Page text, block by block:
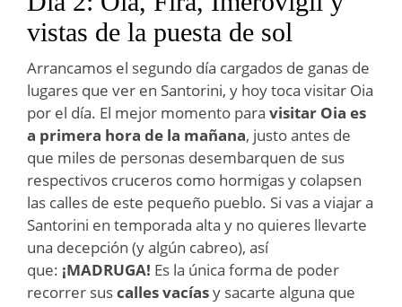
vistas de la puesta de sol
Arrancamos el segundo día cargados de ganas de
lugares que ver en Santorini, y hoy toca visitar Oia
por el día. El mejor momento para visitar Oia es
a primera hora de la mañana, justo antes de
que miles de personas desembarquen de sus
respectivos cruceros como hormigas y colapsen
las calles de este pequeño pueblo. Si vas a viajar a
Santorini en temporada alta y no quieres llevarte
una decepción (y algún cabreo), así
que: ¡MADRUGA! Es la única forma de poder
recorrer suscalles vacíasy sacarte alguna que